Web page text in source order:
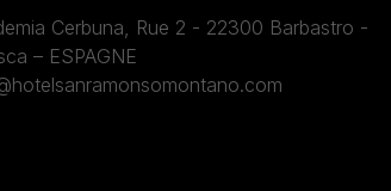
Cerbuna, Rue 2 - 22300 Barbastro -
– ESPAGNE